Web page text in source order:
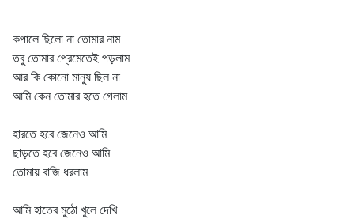
কপালে ছিলো না তোমার নাম
তবু তোমার প্রেমেতেই পড়লাম
আর কি কোনো মানুষ ছিল না
আমি কেন তোমার হতে গেলাম
হারতে হবে জেনেও আমি
ছাড়তে হবে জেনেও আমি
তোমায় বাজি ধরলাম
আমি হাতের মুঠো খুলে দেখি